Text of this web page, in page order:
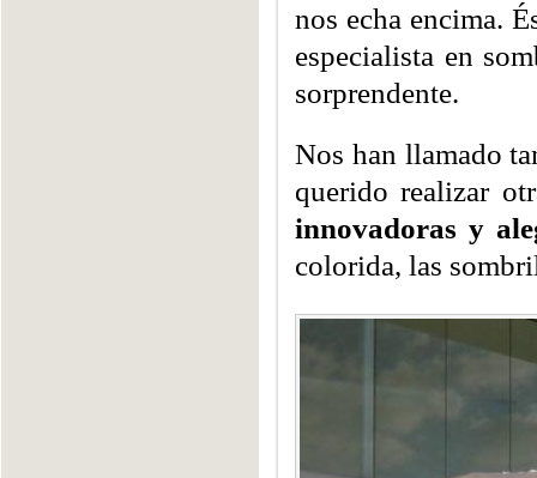
nos echa encima.
especialista en
sorprendente.
Nos han llamado
querido realizar
innovadoras y
colorida, las